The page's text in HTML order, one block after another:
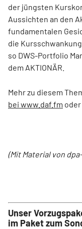
der jüngsten
Aussichten an den
fundamentalen
die
so DWS-Portfolio
dem AKTIONÄR.
Mehr zu diesem
bei www.daf.fm oder
(Mit Material von
Unser
im Paket zum